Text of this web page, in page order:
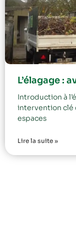
L’élagage :
Introduction à
intervention clé
espaces
Lire la suite »